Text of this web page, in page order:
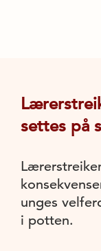
settes på
unges
i potten.